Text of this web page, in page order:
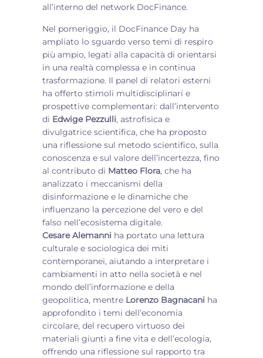
all’interno del network DocFinance.
Nel pomeriggio, il DocFinance Day ha
ampliato lo sguardo verso temi di respiro
più ampio, legati alla capacità di orientarsi
in una realtà complessa e in continua
trasformazione. Il panel di relatori esterni
ha offerto stimoli multidisciplinari e
prospettive complementari: dall’intervento
di Edwige Pezzulli, astrofisica e
divulgatrice scientifica, che ha proposto
una riflessione sul metodo scientifico, sulla
conoscenza e sul valore dell’incertezza, fino
al contributo di Matteo Flora, che ha
analizzato i meccanismi della
disinformazione e le dinamiche che
influenzano la percezione del vero e del
falso nell’ecosistema digitale.
Cesare Alemanni ha portato una lettura
culturale e sociologica dei miti
contemporanei, aiutando a interpretare i
cambiamenti in atto nella società e nel
mondo dell’informazione e della
geopolitica, mentre Lorenzo Bagnacani ha
approfondito i temi dell’economia
circolare, del recupero virtuoso dei
materiali giunti a fine vita e dell’ecologia,
offrendo una riflessione sul rapporto tra